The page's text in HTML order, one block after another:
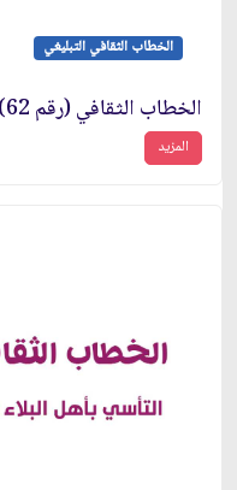
الخطاب الثقافي التبليغي
الخطاب الثقافي (رقم 62)
المزيد